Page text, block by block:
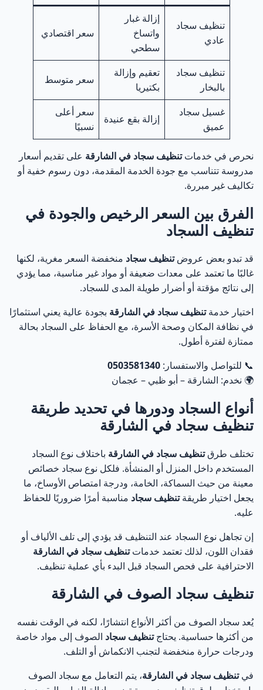
تنظيف سجاد
عادي
إزالة غبار
واتساخ
سطحي
سعر اقتصادي
تنظيف سجاد
بالبخار
تعقيم وإزالة
بكتيريا
سعر متوسط
غسيل سجاد
عميق
إزالة بقع عنيدة
سعر أعلى
نسبيًا
نحرص في خدماتتنظيف سجاد في الشارقة على تقديم أسعار
مدروسة تتناسب مع جودة الخدمة المقدمة، دون رسوم خفية أو
تكاليف غير مبررة.
الفرق بين السعر الرخيص والجودة في
تنظيف السجاد
قد تبدو بعض عروضتنظيف سجاد منخفضة السعر مغرية، لكنها
غالبًا ما تعتمد على معدات ضعيفة أو مواد غير مناسبة، مما يؤدي
إلى نتائج مؤقتة أو أضرار طويلة المدى للسجاد.
اختيار خدمةتنظيف سجاد في الشارقة بجودة عالية يعني استثمارًا
في نظافة المكان وصحة الأسرة، مع الحفاظ على السجاد بحالة
ممتازة لفترة أطول.
📞 للتواصل والاستفسار: 0503581340
🌍 نخدم: الشارقة – أبو ظبي – عجمان
أنواع السجاد ودورها في تحديد طريقة
تنظيف سجاد في الشارقة
تختلف طرقتنظيف سجاد في الشارقة باختلاف نوع السجاد
المستخدم داخل المنزل أو المنشأة. فلكل نوع سجاد خصائص
معينة من حيث السماكة، الخامة، ودرجة امتصاص الأوساخ، ما
يجعل اختيار طريقةتنظيف سجاد مناسبة أمرًا ضروريًا للحفاظ
عليه.
إن تجاهل نوع السجاد عند التنظيف قد يؤدي إلى تلف الألياف أو
فقدان اللون، لذلك تعتمد خدماتتنظيف سجاد في الشارقة
الاحترافية على فحص السجاد قبل البدء بأي عملية تنظيف.
تنظيف سجاد الصوف في الشارقة
يُعد سجاد الصوف من أكثر الأنواع انتشارًا، لكنه في الوقت نفسه
من أكثرها حساسية. يحتاجتنظيف سجاد الصوف إلى مواد خاصة
ودرجات حرارة منخفضة لتجنب الانكماش أو التلف.
فيتنظيف سجاد في الشارقة، يتم التعامل مع سجاد الصوف